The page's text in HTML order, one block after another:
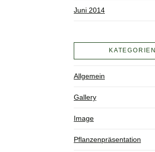
Juni 2014
KATEGORIEN
Allgemein
Gallery
Image
Pflanzenpräsentation